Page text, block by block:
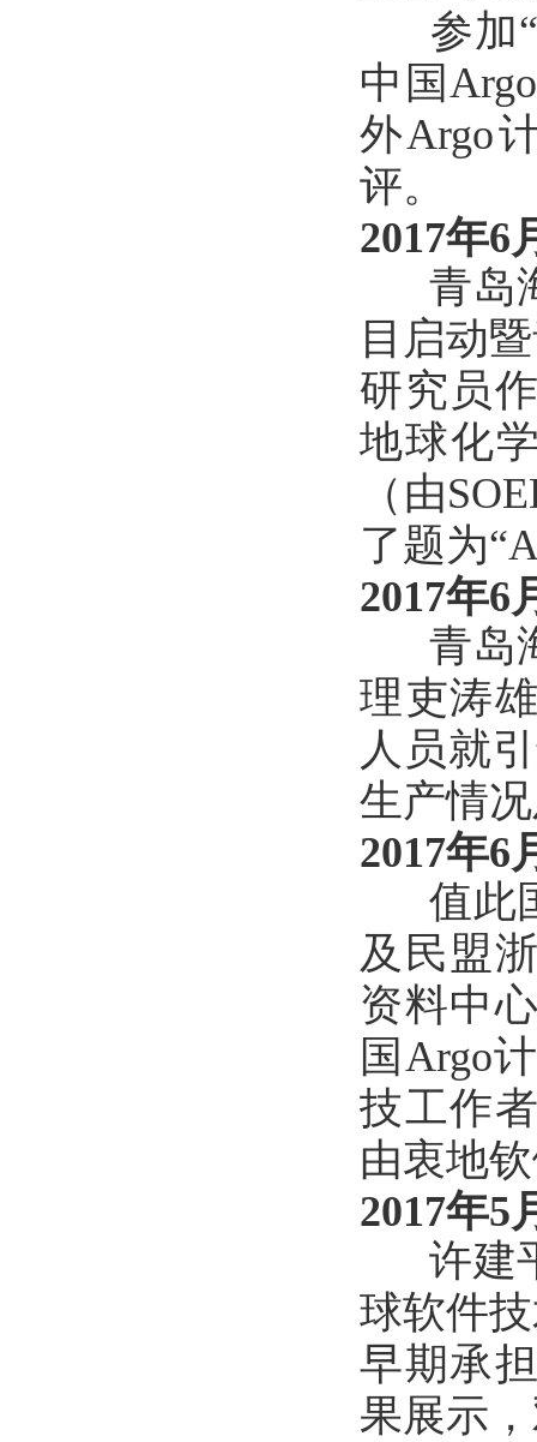
参加
中国
外Argo
评。
2017年6
青岛海
目启动
研究员
地球化
（由
了题为
2017年6
青岛海
理吏涛
人员就
生产情
2017年6
值此国
及民盟
资料中
国Argo
技工作
由衷地
2017年5
许建平
球软件
早期承
果展示